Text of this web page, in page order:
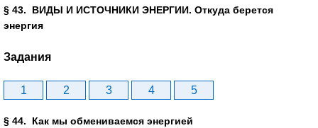
§ 43. ВИДЫ И ИСТОЧНИКИ ЭНЕРГИИ. Откуда берется
энергия
Задания
1 2 3 4 5
§ 44. Как мы обмениваемся энергией